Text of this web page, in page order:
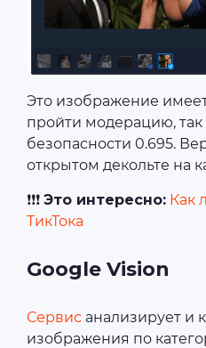
Это изображение
пройти модерацию, так
безопасности 0.695.
открытом декольте на
❗❗❗ Это интересно: Как
ТикТока
Google Vision
Сервис анализирует и
изображения по